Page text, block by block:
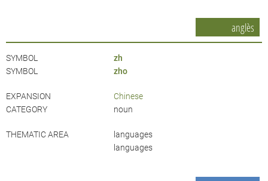
anglès
SYMBOL
zh
SYMBOL
zho
EXPANSION
Chinese
CATEGORY
noun
THEMATIC AREA
languages
languages